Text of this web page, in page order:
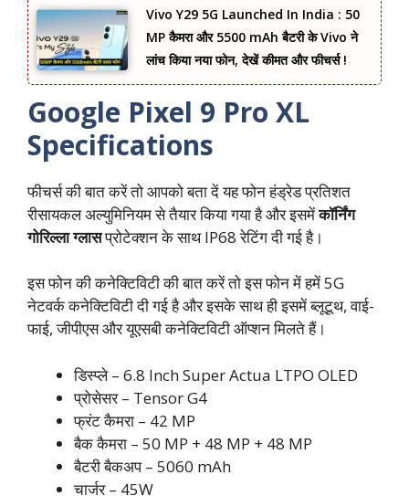
Vivo Y29 5G Launched In India : 50
MP कैमरा और 5500 mAh बैटरी के Vivo ने
लांच किया नया फोन, देखें कीमत और फीचर्स !
Google Pixel 9 Pro XL
Specifications
फीचर्स की बात करें तो आपको बता दें यह फोन हंड्रेड प्रतिशत
रीसायकल अल्युमिनियम से तैयार किया गया है और इसमेंकॉर्निंग
गोरिल्ला ग्लासप्रोटेक्शन के साथ IP68 रेटिंग दी गई है।
इस फोन की कनेक्टिविटी की बात करें तो इस फोन में हमें 5G
नेटवर्क कनेक्टिविटी दी गई है और इसके साथ ही इसमें ब्लूटूथ, वाई-
फाई, जीपीएस और यूएसबी कनेक्टिविटी ऑप्शन मिलते हैं।
डिस्प्ले – 6.8 Inch Super Actua LTPO OLED
प्रोसेसर – Tensor G4
फ्रंट कैमरा – 42 MP
बैक कैमरा – 50 MP + 48 MP + 48 MP
बैटरी बैकअप – 5060 mAh
चार्जर – 45W